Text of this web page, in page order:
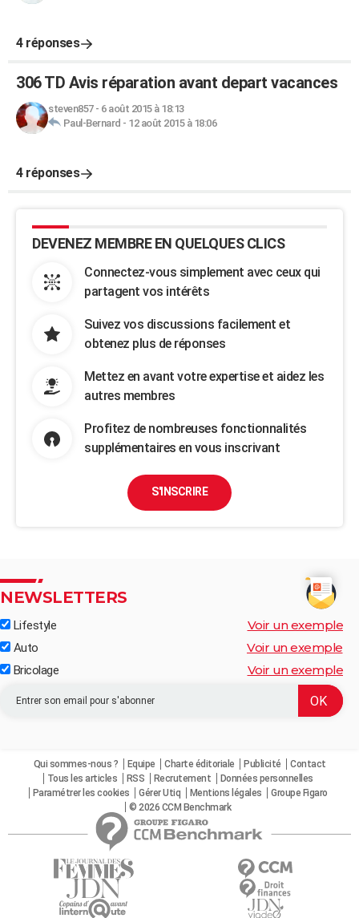
4 réponses
306 TD Avis réparation avant depart vacances
steven857- 6 août 2015 à 18:13
Paul-Bernard - 12 août 2015 à 18:06
4 réponses
DEVENEZ MEMBRE EN QUELQUES CLICS
Connectez-vous simplement avec ceux qui
partagent vos intérêts
Suivez vos discussions facilement et
obtenez plus de réponses
Mettez en avant votre expertise et aidez les
autres membres
Profitez de nombreuses fonctionnalités
supplémentaires en vous inscrivant
S'INSCRIRE
NEWSLETTERS
Lifestyle Voir un exemple
Auto Voir un exemple
Bricolage Voir un exemple
Qui sommes-nous ? Equipe Charte éditoriale Publicité
Contact
Tous les articles
RSS Recrutement
Données personnelles
Paramétrer les cookies
Gérer Utiq Mentions légales
Groupe Figaro
© 2026 CCM Benchmark